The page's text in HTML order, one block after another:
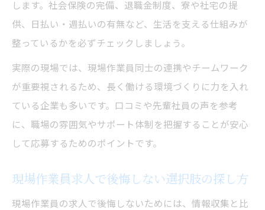
します。社会保険の完備、退職金制度、寮や社宅の提
供、日払い・週払いの有無など、生活を支える仕組みが
整っているかを必ずチェックしましょう。
実際の現場では、現場作業員同士の連携やチームワーク
が重要視されるため、長く働ける環境づくりに力を入れ
ている企業も多いです。口コミや先輩社員の声を参考
に、職場の雰囲気やサポート体制を把握することが安心
して応募するためのポイントです。
現場作業員求人で後悔しない選択肢の探し方
現場作業員の求人で後悔しないためには、情報収集と比